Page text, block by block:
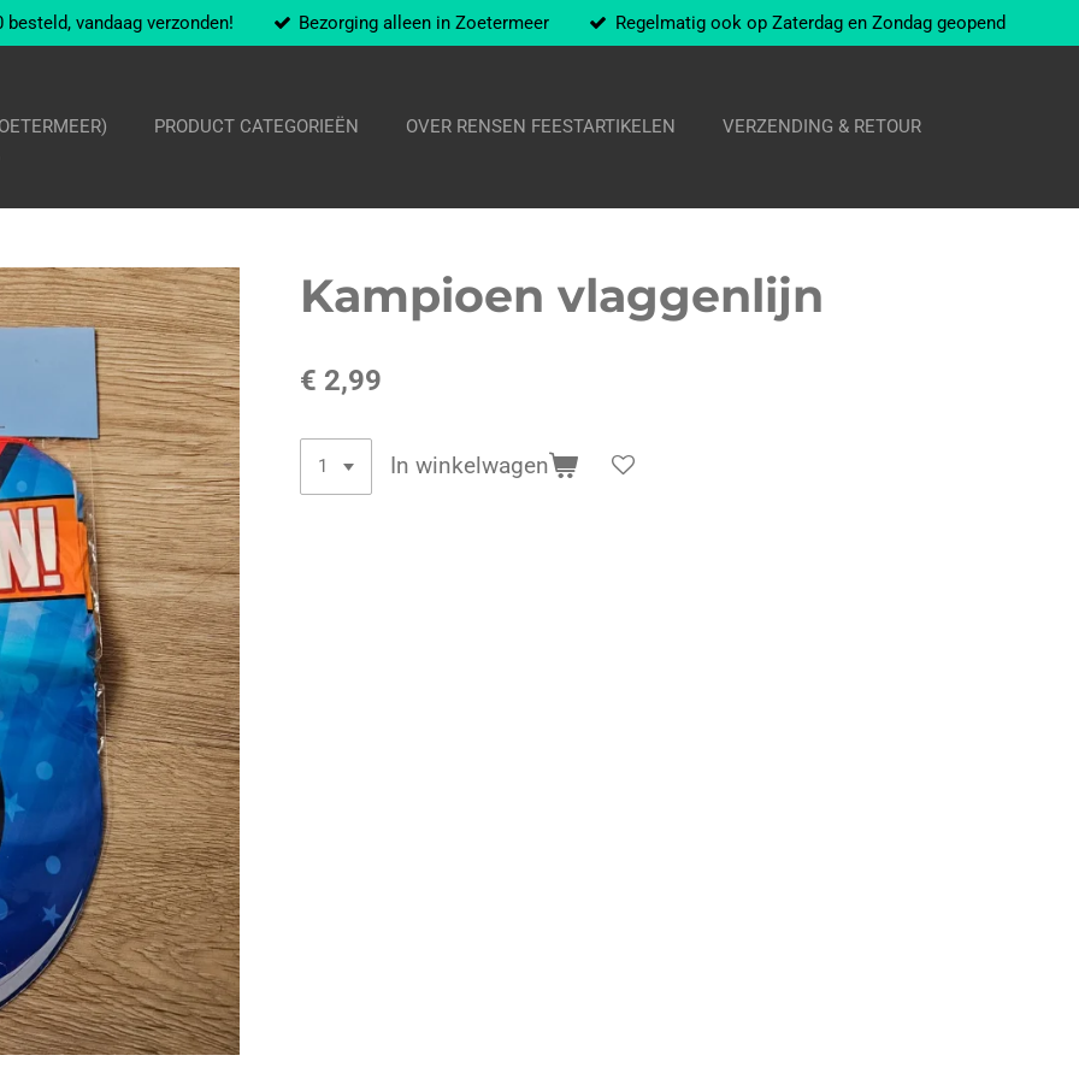
besteld, vandaag verzonden! Bezorging alleen in Zoetermeer Regelmatig ook op Zaterdag en Zondag geopend
PRODUCT CATEGORIEËN OVER RENSEN FEESTARTIKELEN
VERZENDING & RETOUR
Kampioen vlaggenlijn
€ 2,99
In winkelwagen